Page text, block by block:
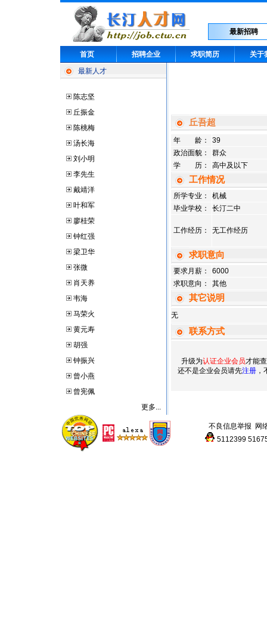
最新招聘
首页 招聘企业 求职简历
关于
最新人才
陈志坚
丘振金
陈桃梅
汤长海
刘小明
李先生
戴靖洋
叶和军
廖桂荣
钟红强
梁卫华
张微
肖天养
韦海
马荣火
黄元寿
胡强
钟振兴
曾小燕
曾宪佩
更多...
丘吾超
年 龄：
39
政治面貌：
群众
学 历：
高中及以下
工作情况
所学专业：
机械
毕业学校：
长汀二中
工作经历： 无工作经历
求职意向
要求月薪：
6000
求职意向：
其他
其它说明
无
联系方式
升级为认证企业会员才能
还不是企业会员请先注册
不良信息举报 网
5112399